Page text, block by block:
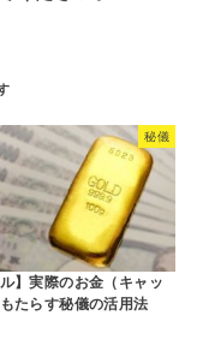
秘儀
ル】実際のお金（キャッ
たらす秘儀の活用法